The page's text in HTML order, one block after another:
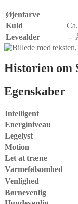
Øjenfarve
Kuld
Levealder
-
Historien om
Egenskaber
Intelligent
Energiniveau
Legelyst
Motion
Let at træne
Varmefølsomhed
Venlighed
Børnevenlig